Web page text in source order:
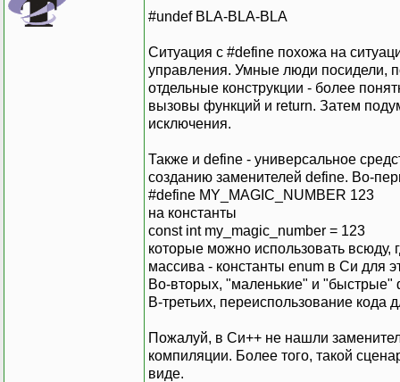
#undef BLA-BLA-BLA
Ситуация с #define похожа на
управления. Умные люди посидели,
отдельные конструкции - более
вызовы функций и return. Затем
исключения.
Также и define - универсальное
созданию заменителей define. Во-
#define MY_MAGIC_NUMBER 123
на константы
const int my_magic_number = 123
которые можно использовать
массива - константы enum в Си для
Во-вторых, "маленькие" и
В-третьих, переиспользование
Пожалуй, в Си++ не нашли
компиляции. Более того, такой
виде.